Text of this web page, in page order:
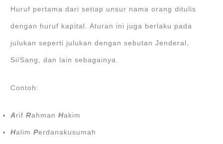
Huruf pertama dari setiap unsur nama orang ditulis
dengan huruf kapital. Aturan ini juga berlaku pada
julukan seperti julukan dengan sebutan Jenderal,
Si/Sang, dan lain sebagainya.
Contoh:
A rifRahmanHakim
HalimPerdanakusumah